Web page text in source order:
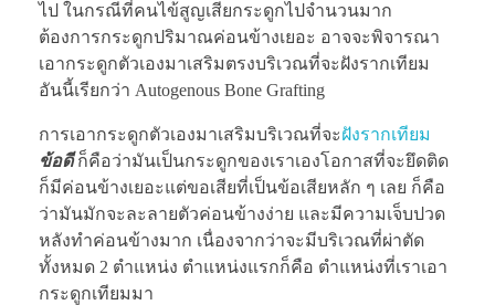
ไป ในกรณีที่คนไข้สูญเสียกระดูกไปจำนวนมาก
ต้องการกระดูกปริมาณค่อนข้างเยอะ อาจจะพิจารณา
เอากระดูกตัวเองมาเสริมตรงบริเวณที่จะฝังรากเทียม
อันนี้เรียกว่า Autogenous Bone Grafting
การเอากระดูกตัวเองมาเสริมบริเวณที่จะฝังรากเทียม
ข้อดีก็คือว่ามันเป็นกระดูกของเราเองโอกาสที่จะยึดติด
ก็มีค่อนข้างเยอะแต่ขอเสียที่เป็นข้อเสียหลัก ๆ เลย ก็คือ
ว่ามันมักจะละลายตัวค่อนข้างง่าย และมีความเจ็บปวด
หลังทำค่อนข้างมาก เนื่องจากว่าจะมีบริเวณที่ผ่าตัด
ทั้งหมด 2 ตำแหน่ง ตำแหน่งแรกก็คือ ตำแหน่งที่เราเอา
กระดูกเทียมมา